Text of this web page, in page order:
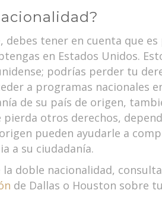
tener en cuenta que
en Estados Unidos.
podrías perder tu
a programas nacionales
de su país de origen,
otros derechos,
pueden ayudarle a
a su ciudadanía.
doble nacionalidad,
de Dallas o Houston sobre